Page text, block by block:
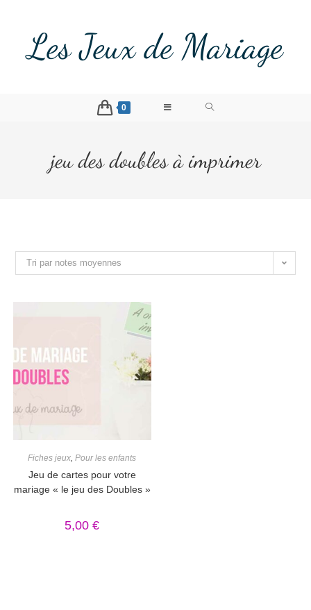
Les Jeux de Mariage
0
jeu des doubles à imprimer
Tri par notes moyennes
Fiches jeux,Pour les enfants
Jeu de cartes pour votre
mariage « le jeu des Doubles »
5,00€